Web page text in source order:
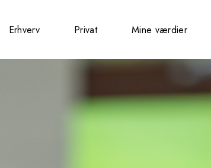
Erhverv Privat Mine værdier